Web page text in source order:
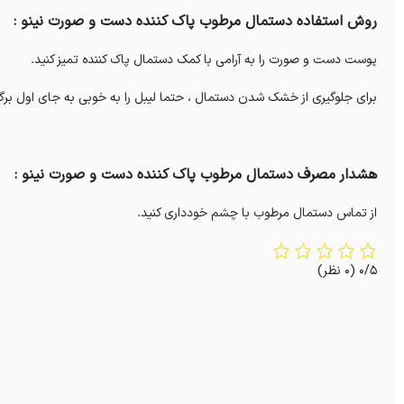
روش استفاده دستمال مرطوب پاک کننده دست و صورت نینو :
پوست دست و صورت را به آرامی با کمک دستمال پاک کننده تمیز کنید.
برای جلوگیری از خشک شدن دستمال ، حتما لیبل را به خوبی به جای اول
هشدار مصرف دستمال مرطوب پاک کننده دست و صورت نینو :
از تماس دستمال مرطوب با چشم خودداری کنید.
0/5 (0 نظر)